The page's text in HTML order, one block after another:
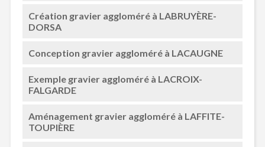
Création gravier aggloméré à LABRUYÈRE-
DORSA
Conception gravier aggloméré à LACAUGNE
Exemple gravier aggloméré à LACROIX-
FALGARDE
Aménagement gravier aggloméré à LAFFITE-
TOUPIÈRE